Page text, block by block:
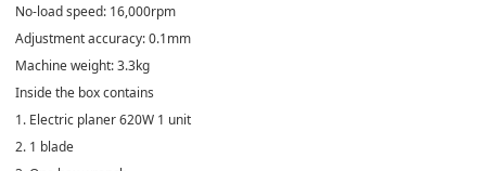
No-load speed: 16,000rpm
Adjustment accuracy: 0.1mm
Machine weight: 3.3kg
Inside the box contains
1. Electric planer 620W 1 unit
2. 1 blade